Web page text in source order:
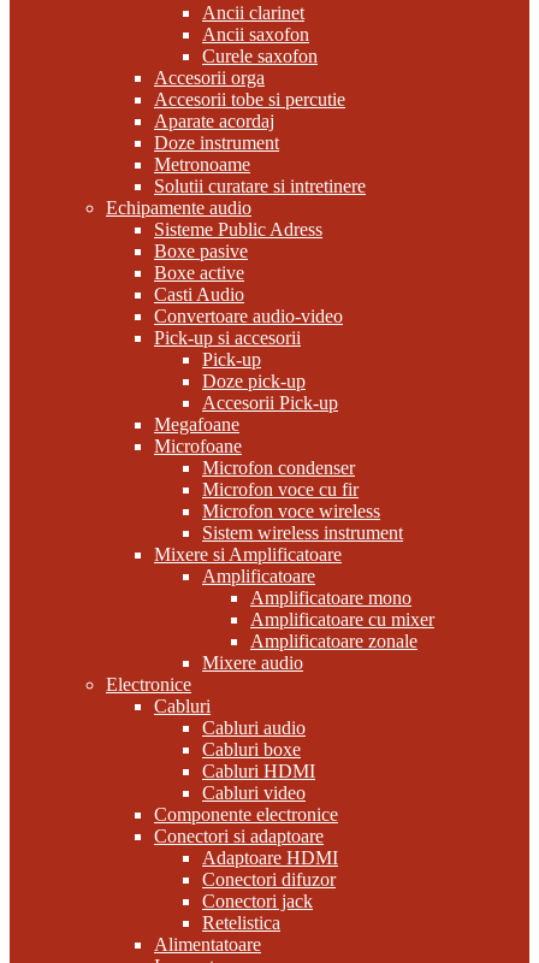
Ancii clarinet
Ancii saxofon
Curele saxofon
Accesorii orga
Accesorii tobe si percutie
Aparate acordaj
Doze instrument
Metronoame
Solutii curatare si intretinere
Echipamente audio
Sisteme Public Adress
Boxe pasive
Boxe active
Casti Audio
Convertoare audio-video
Pick-up si accesorii
Pick-up
Doze pick-up
Accesorii Pick-up
Megafoane
Microfoane
Microfon condenser
Microfon voce cu fir
Microfon voce wireless
Sistem wireless instrument
Mixere si Amplificatoare
Amplificatoare
Amplificatoare mono
Amplificatoare cu mixer
Amplificatoare zonale
Mixere audio
Electronice
Cabluri
Cabluri audio
Cabluri boxe
Cabluri HDMI
Cabluri video
Componente electronice
Conectori si adaptoare
Adaptoare HDMI
Conectori difuzor
Conectori jack
Retelistica
Alimentatoare